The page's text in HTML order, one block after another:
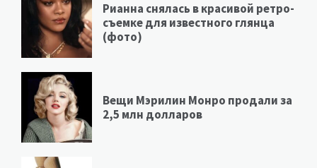
Рианна снялась в красивой ретро-
съемке для известного глянца
(фото)
Вещи Мэрилин Монро продали за
2,5 млн долларов